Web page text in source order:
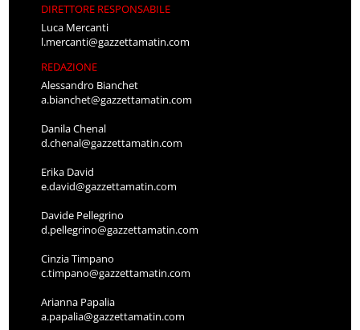
DIRETTORE RESPONSABILE
Luca Mercanti
l.mercanti@gazzettamatin.com
REDAZIONE
Alessandro Bianchet
a.bianchet@gazzettamatin.com
Danila Chenal
d.chenal@gazzettamatin.com
Erika David
e.david@gazzettamatin.com
Davide Pellegrino
d.pellegrino@gazzettamatin.com
Cinzia Timpano
c.timpano@gazzettamatin.com
Arianna Papalia
a.papalia@gazzettamatin.com